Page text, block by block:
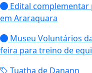
Edital
em Araraquara
Museu Voluntários
feira para treino de
Tuatha de Danann